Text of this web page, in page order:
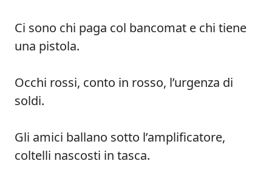
Ci sono chi paga col bancomat e chi tiene
una pistola.
Occhi rossi, conto in rosso, l’urgenza di
soldi.
Gli amici ballano sotto l’amplificatore,
coltelli nascosti in tasca.